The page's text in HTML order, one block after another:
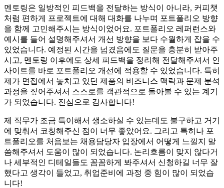
멘토링은 일방적인 피드백을 전달하는 방식이 아니라, 커피챗
처럼 편하게 프로젝트에 대해 대화를 나누며 포트폴리오 방향
을 함께 고민해주시는 방식이었어요. 포트폴리오 레퍼런스와
예시를 들어 설명해주셔서 개선 방향을 보다 수월하게 잡을 수
있었습니다. 예정된 시간을 넘겼음에도 질문을 충분히 받아주
시고, 멘토링 이후에도 상세 피드백을 정리해 전달해주셔서 인
사이트를 바로 포트폴리오 개선에 적용할 수 있었습니다. 특히
제가 면접에서 놓치고 있던 제품의 비즈니스 맥락과 문제 분석
과정을 짚어주셔서 스스로를 객관적으로 돌아볼 수 있는 계기
가 되었습니다. 진심으로 감사합니다!
제 직무가 조금 특이해서 생소하실 수 있는데도 불구하고 거기
에 맞춰서 코칭해주신 점이 너무 좋았어요. 그리고 특히나 포
트폴리오를 처음보는 채용담당자 입장에서 어떻게 느낄지 말
씀해주셔서 도움이 많이 되었습니다. 논리흐름이 맞지 않다거
나 세부적인 디테일들도 꼼꼼하게 봐주셔서 신청하길 너무 잘
했다고 생각이 들었고, 취업준비에 과정 중 힘이 많이 되었습
니다!